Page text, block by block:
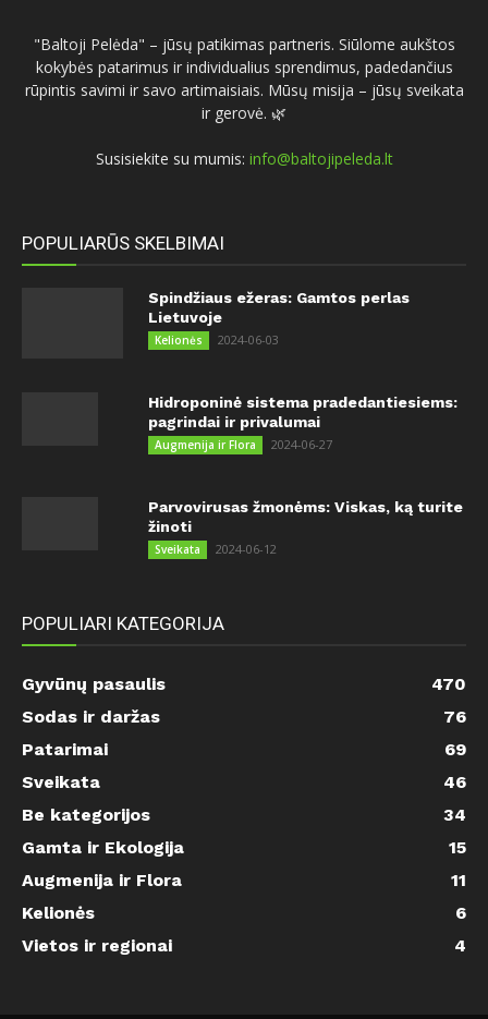
"Baltoji Pelėda" – jūsų patikimas partneris. Siūlome aukštos
kokybės patarimus ir individualius sprendimus, padedančius
rūpintis savimi ir savo artimaisiais. Mūsų misija – jūsų sveikata
ir gerovė. 🌿
Susisiekite su mumis: info@baltojipeleda.lt
POPULIARŪS SKELBIMAI
Spindžiaus ežeras: Gamtos perlas
Lietuvoje
Kelionės 2024-06-03
Hidroponinė sistema pradedantiesiems:
pagrindai ir privalumai
Augmenija ir Flora 2024-06-27
Parvovirusas žmonėms: Viskas, ką turite
žinoti
Sveikata 2024-06-12
POPULIARI KATEGORIJA
Gyvūnų pasaulis
470
Sodas ir daržas
76
Patarimai
69
Sveikata
46
Be kategorijos
34
Gamta ir Ekologija
15
Augmenija ir Flora
11
Kelionės
6
Vietos ir regionai
4